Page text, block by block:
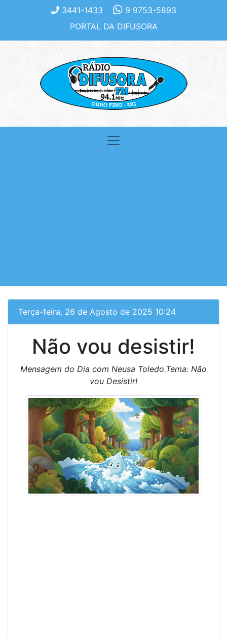
3441-1433
9 9753-5893
PORTAL DA DIFUSORA
Terça-feira, 26 de Agosto de 2025 10:24
Não vou desistir!
Mensagem do Dia com Neusa Toledo.Tema: Não
vou Desistir!